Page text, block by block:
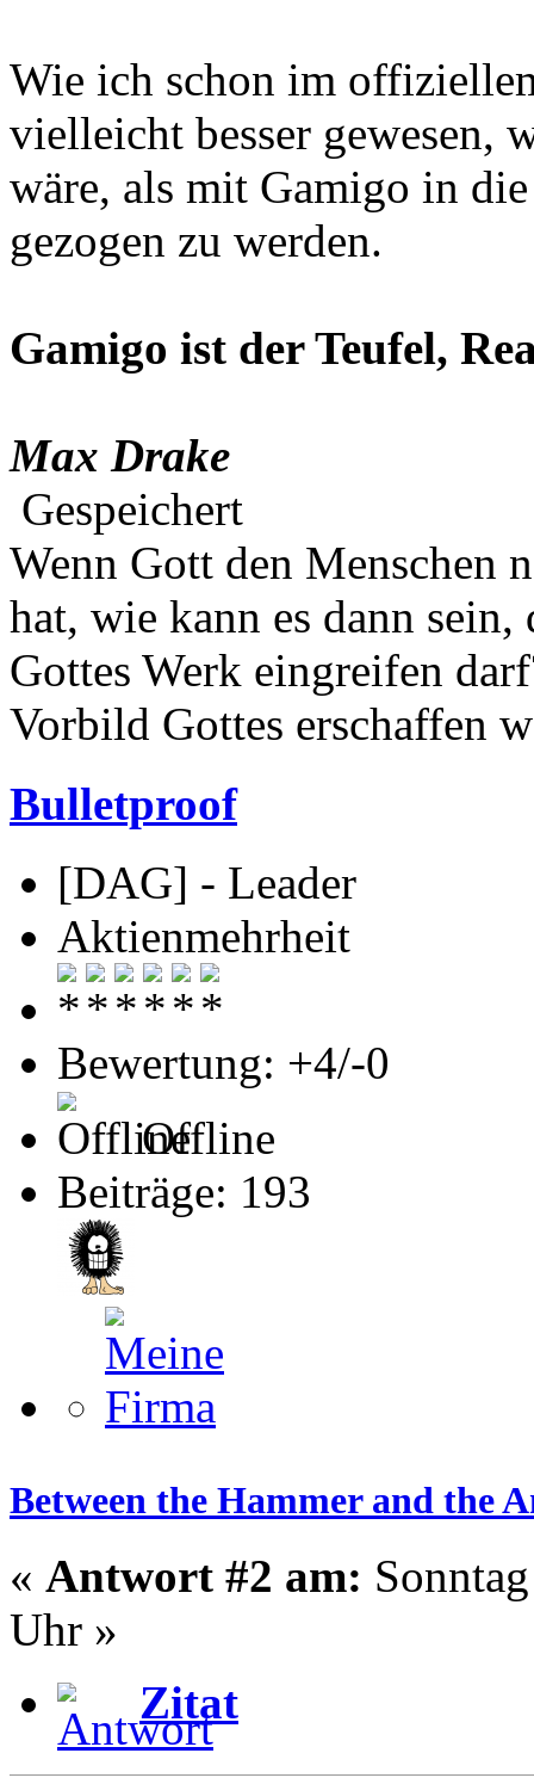
Wie ich schon im
vielleicht besser gewesen,
wäre, als mit Gamigo in
gezogen zu werden.
Gamigo ist der Teufel,
Max Drake
Gespeichert
Wenn Gott den Menschen
hat, wie kann es dann
Gottes Werk eingreifen
Vorbild Gottes erschaffen
Bulletproof
[DAG] - Leader
Aktienmehrheit
Bewertung: +4/-0
Offline
Beiträge: 193
Between the Hammer and the
« Antwort #2 am:
Uhr »
Zitat